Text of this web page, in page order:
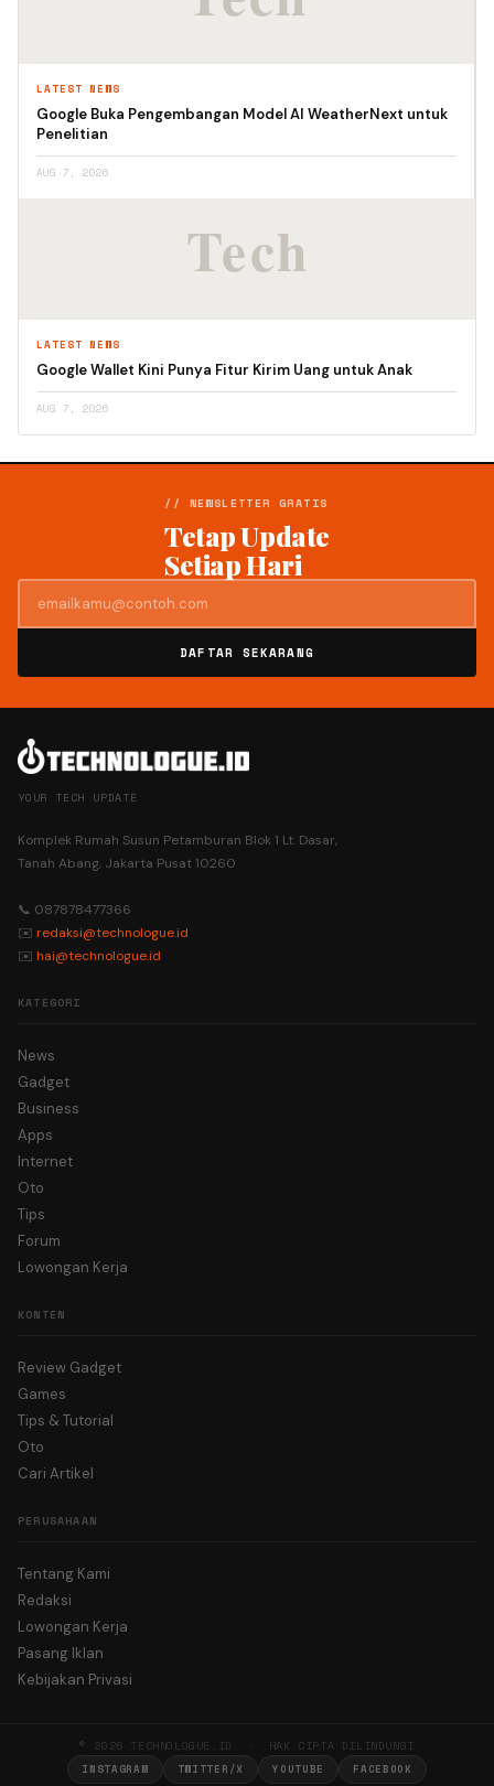
LATEST NEWS
Google Buka Pengembangan Model AI WeatherNext untuk
Penelitian
AUG 7, 2026
LATEST NEWS
Google Wallet Kini Punya Fitur Kirim Uang untuk Anak
AUG 7, 2026
// NEWSLETTER GRATIS
Tetap Update
Setiap Hari
DAFTAR SEKARANG
YOUR TECH UPDATE
Komplek Rumah Susun Petamburan Blok 1 Lt. Dasar,
Tanah Abang, Jakarta Pusat 10260
📞 087878477366
✉️ redaksi@technologue.id
✉️ hai@technologue.id
KATEGORI
News
Gadget
Business
Apps
Internet
Oto
Tips
Forum
Lowongan Kerja
KONTEN
Review Gadget
Games
Tips & Tutorial
Oto
Cari Artikel
PERUSAHAAN
Tentang Kami
Redaksi
Lowongan Kerja
Pasang Iklan
Kebijakan Privasi
© 2026 TECHNOLOGUE.ID · HAK CIPTA DILINDUNGI
INSTAGRAM TWITTER/X YOUTUBE FACEBOOK